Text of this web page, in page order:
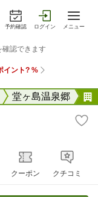
予約確認 ログイン メニュー
堂ヶ島温泉郷
クーポン クチコミ